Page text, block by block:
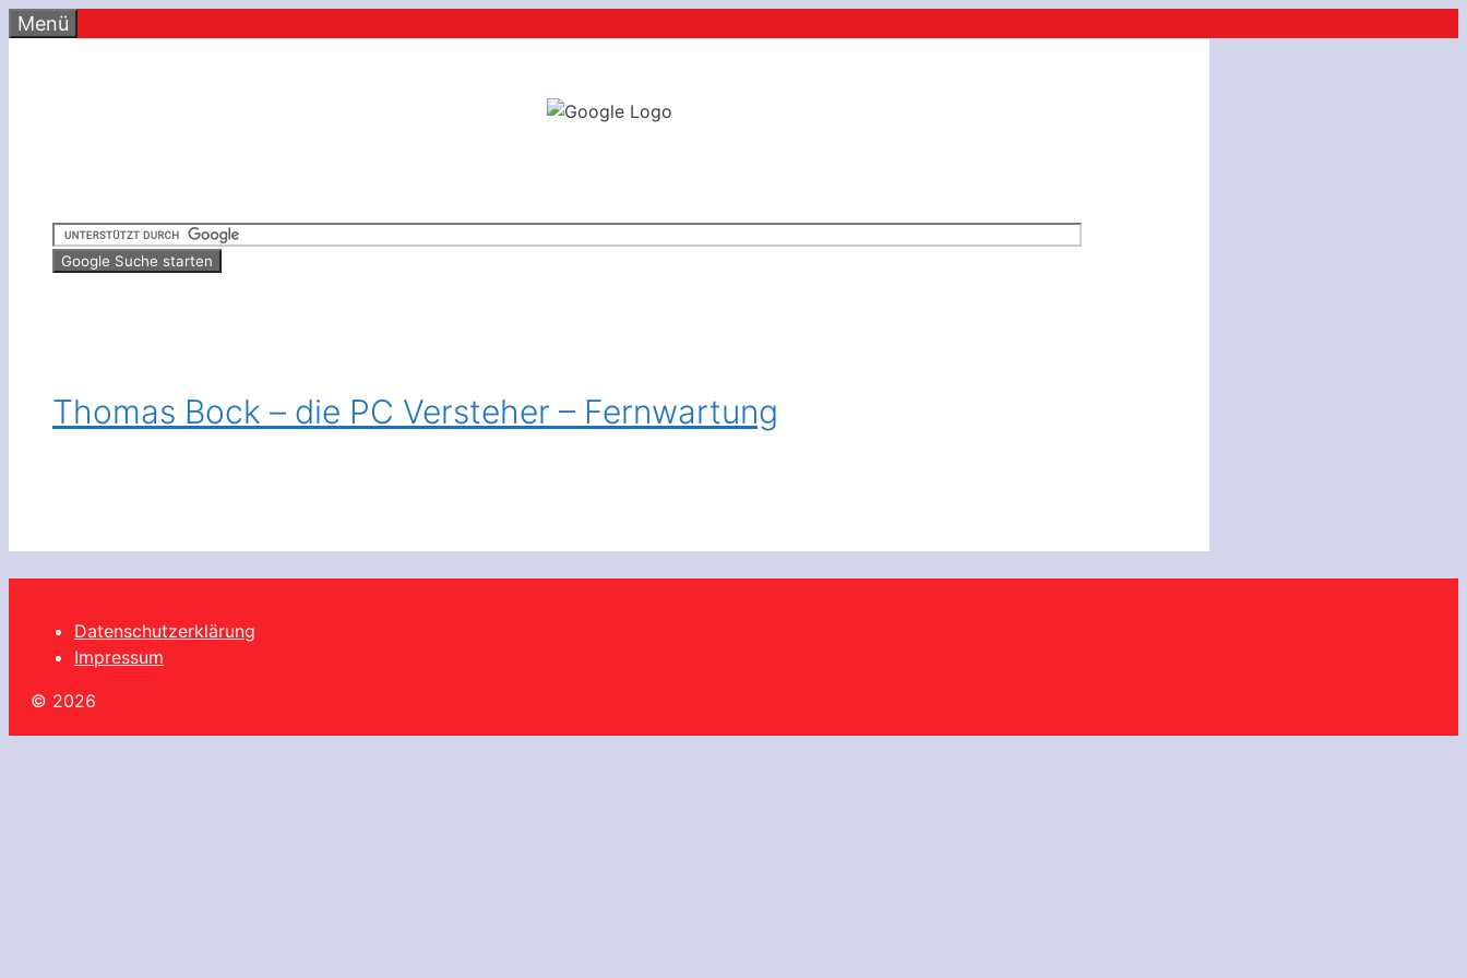
Zum
Menü
Thomas Bock – die PC Versteher – Fernwartung
Datenschutzerklärung
Impressum
© 2026